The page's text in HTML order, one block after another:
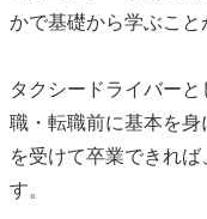
かで基礎から学ぶこと
タクシードライバー
職・転職前に基本を
を受けて卒業できれ
す。